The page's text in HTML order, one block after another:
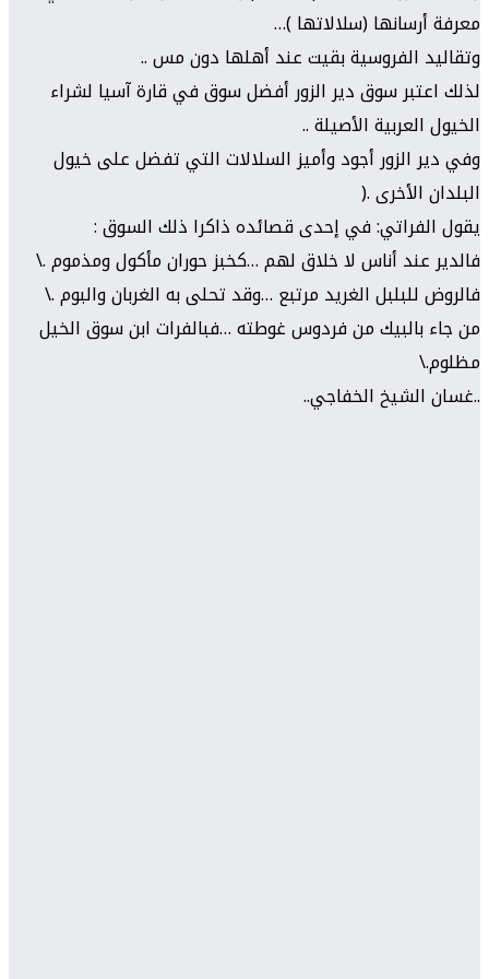
معرفة أرسانها (سلالاتها )…
وتقاليد الفروسية بقيت عند أهلها دون مس ..
لذلك اعتبر سوق دير الزور أفضل سوق في قارة آسيا لشراء
الخيول العربية الأصيلة ..
وفي دير الزور أجود وأميز السلالات التي تفضل على خيول
البلدان الأخرى .(
يقول الفراتي: في إحدى قصائده ذاكرا ذلك السوق :
فالدير عند أناس لا خلاق لهم …كخبز حوران مأكول ومذموم .\
فالروض للبلبل الغريد مرتبع …وقد تحلى به الغربان والبوم .\
من جاء بالبيك من فردوس غوطته …فبالفرات ابن سوق الخيل
مظلوم.\
..غسان الشيخ الخفاجي..